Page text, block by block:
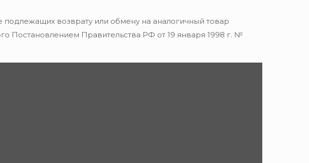
возврату или обмену на аналогичный товар
Постановлением Правительства РФ от 19 января 1998 г. №